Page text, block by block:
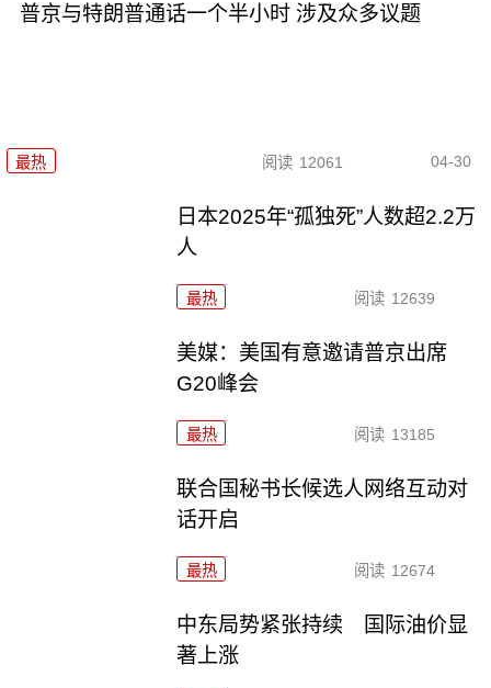
普京与特朗普通话一个半小时 涉及众多议题
最热 阅读 12061 04-30
日本2025年“孤独死”人数超2.2万
人
最热 阅读 12639
美媒：美国有意邀请普京出席
G20峰会
最热 阅读 13185
联合国秘书长候选人网络互动对
话开启
最热 阅读 12674
中东局势紧张持续 国际油价显
著上涨